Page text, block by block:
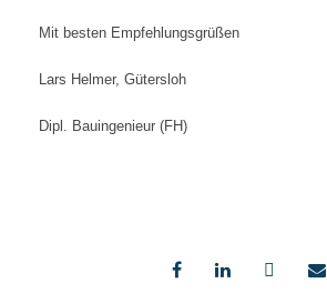
Mit besten Empfehlungsgrüßen
Lars Helmer, Gütersloh
Dipl. Bauingenieur (FH)